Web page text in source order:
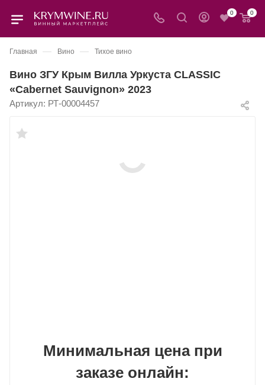
0 0
Главная — Вино — Тихое вино
Вино ЗГУ Крым Вилла Уркуста CLASSIC
«Cabernet Sauvignon» 2023
Артикул: РТ-00004457
Минимальная цена при
заказе онлайн: